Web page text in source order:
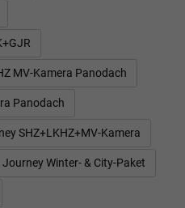
MV-Kamera Panodach
Panodach
SHZ+LKHZ+MV-Kamera
Journey Winter- & City-Paket